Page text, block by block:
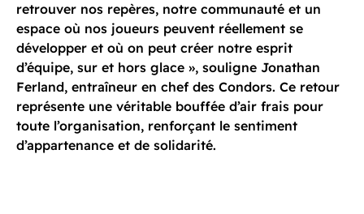
retrouver nos repères, notre communauté et un
espace où nos joueurs peuvent réellement se
développer et où on peut créer notre esprit
d’équipe, sur et hors glace », souligne Jonathan
Ferland, entraîneur en chef des Condors. Ce retour
représente une véritable bouffée d’air frais pour
toute l’organisation, renforçant le sentiment
d’appartenance et de solidarité.